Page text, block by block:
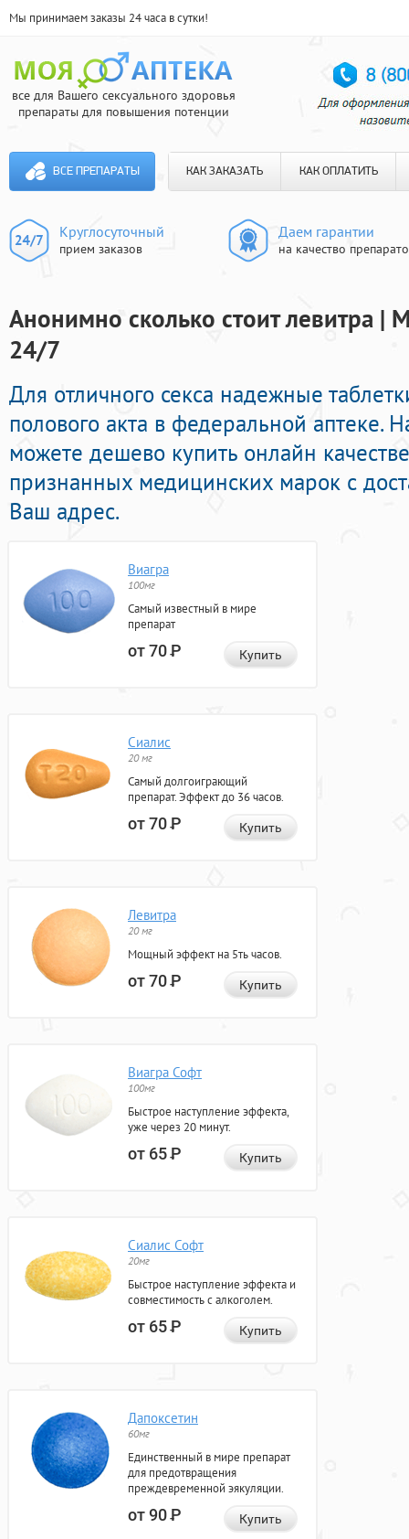
Мы принимаем заказы 24 часа в сутки!
все для Вашего сексуального здоровья
препараты для повышения потенции
ВСЕ ПРЕПАРАТЫ КАК ЗАКАЗАТЬ КАК ОПЛАТИТЬ
Круглосуточный
прием заказов
Даем гарантии
на качество
Анонимно сколько стоит левитра |
24/7
Для отличного секса надежные
полового акта в федеральной аптеке.
можете дешево купить онлайн
признанных медицинских марок с
Ваш адрес.
Виагра
100мг
Самый известный в мире
препарат
от 70Р Купить
Сиалис
20 мг
Самый долгоиграющий
препарат. Эффект до 36 часов.
от 70Р Купить
Левитра
20 мг
Мощный эффект на 5ть часов.
от 70Р Купить
Виагра Софт
100мг
Быстрое наступление эффекта,
уже через 20 минут.
от 65Р Купить
Сиалис Софт
20мг
Быстрое наступление эффекта и
совместимость с алкоголем.
от 65Р Купить
Дапоксетин
60мг
Единственный в мире препарат
для предотвращения
преждевременной эякуляции.
от 90Р Купить